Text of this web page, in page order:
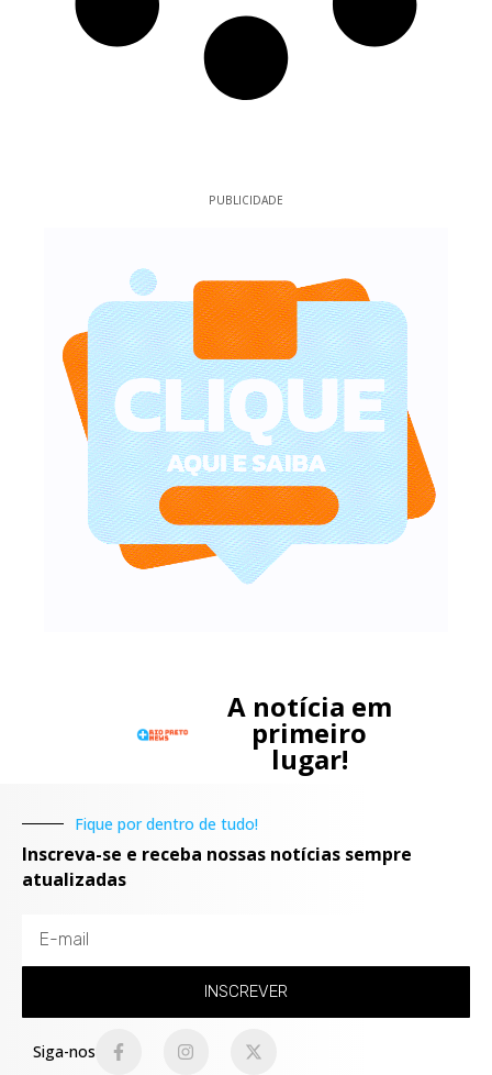
PUBLICIDADE
A notícia em
primeiro
lugar!
Fique por dentro de tudo!
Inscreva-se e receba nossas notícias sempre
atualizadas
INSCREVER
Siga-nos